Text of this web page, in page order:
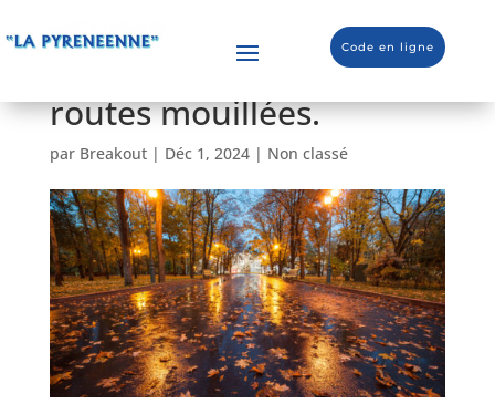
Code en ligne
Conseils pour rouler en
toute sécurité sur des
routes mouillées.
par Breakout| Déc 1, 2024| Non classé